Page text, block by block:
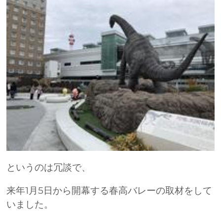
というのは冗談で、
来年1月5日から開幕する春高バレーの取材をして
いました。